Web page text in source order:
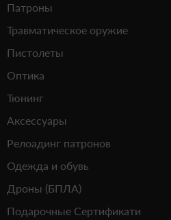
Патроны
Травматическое оружие
Пистолеты
Оптика
Тюнинг
Аксессуары
Релоадинг патронов
Одежда и обувь
Дроны (БПЛА)
Подарочные Сертификати